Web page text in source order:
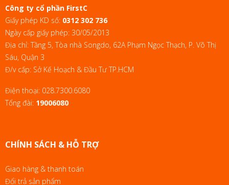
Công ty cổ phần FirstC
Giấy phép KD số: 0312 302 736
Ngày cấp giấy phép: 30/05/2013
Địa chỉ: Tầng 5, Tòa nhà Songdo, 62A Phạm Ngọc Thạch, P. Võ Thị
Sáu, Quận 3
Đ/v cấp: Sở Kế Hoạch & Đầu Tư TP.HCM
Điện thoại: 028.7300.6080
Tổng đài: 19006080
CHÍNH SÁCH & HỖ TRỢ
Giao hàng & thanh toán
Đổi trả sản phẩm